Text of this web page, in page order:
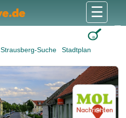
Strausberg-Suche Stadtplan
☰